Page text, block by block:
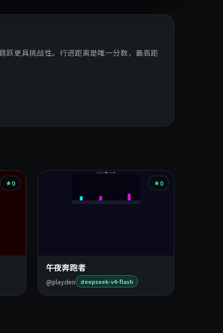
跃更具挑战性。行进距离是唯一分数，最高距
0 0
午夜奔跑者
@playden deepseek-v4-flash